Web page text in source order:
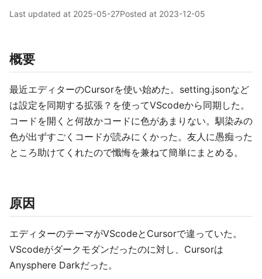
Last updated at 2025-05-27Posted at 2023-12-05
概要
最近エディターのCursorを使い始めた。setting.jsonなど
は設定を同期する拡張？を使ってVScodeから同期した。
コードを開くと何故かコードに色があまりない。馴染みの
色が出ずすごくコードが読みにくかった。友人に愚痴った
ところ助けてくれたので懺悔を兼ねて簡単にまとめる。
原因
エディターのテーマがVScodeとCursorで違っていた。
VScodeがダークモダンだったのに対し、Cursorは
Anysphere Darkだった。